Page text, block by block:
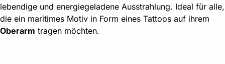
lebendige und energiegeladene Ausstrahlung. Ideal für alle,
die ein maritimes Motiv in Form eines Tattoos auf ihrem
Oberarm tragen möchten.